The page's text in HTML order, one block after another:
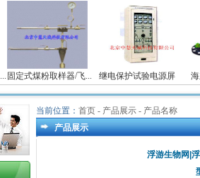
固定式煤粉取样器/飞... 继电保护试验电源屏 海
当前位置： 首页 - 产品展示 - 产品名称
产品展示
浮游生物网|